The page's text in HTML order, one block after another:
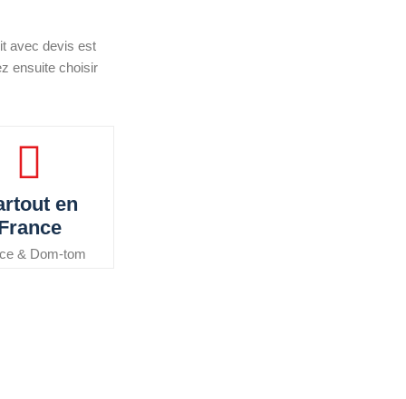
avec devis est
ensuite choisir
en
& Dom-tom